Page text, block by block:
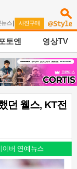
뉴스 | 사진구매
토엔 영상TV
던 웰스, KT전
이버 연예뉴스